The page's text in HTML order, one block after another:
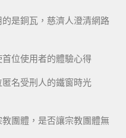
是銅瓦，慈濟人澄清網路
首位使用者的體驗心得
名受刑人的鐵窗時光
教團體，是否讓宗教團體無